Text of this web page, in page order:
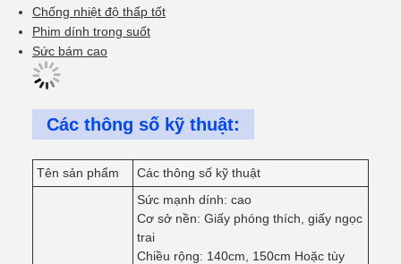
Chống nhiệt độ thấp tốt
Phim dính trong suốt
Sức bám cao
Các thông số kỹ thuật:
Tên sản phẩm Các thông số kỹ thuật
Sức mạnh dính: cao
Cơ sở nền: Giấy phóng thích, giấy ngọc
trai
Chiều rộng: 140cm, 150cm Hoặc tùy